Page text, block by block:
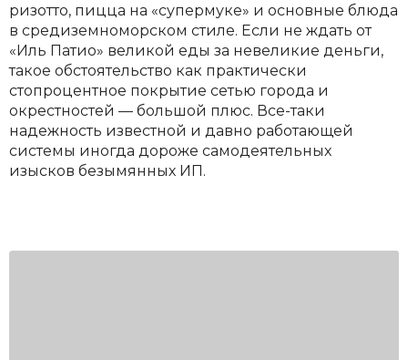
ризотто, пицца на «супермуке» и основные блюда
в средиземноморском стиле. Если не ждать от
«Иль Патио» великой еды за невеликие деньги,
такое обстоятельство как практически
стопроцентное покрытие сетью города и
окрестностей — большой плюс. Все-таки
надежность известной и давно работающей
системы иногда дороже самодеятельных
изысков безымянных ИП.